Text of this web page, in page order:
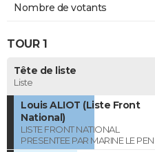
Nombre de votants
TOUR 1
Tête de liste
Liste
Louis ALIOT (Liste Front
National)
LISTE FRONT NATIONAL
PRESENTEE PAR MARINE LE PEN